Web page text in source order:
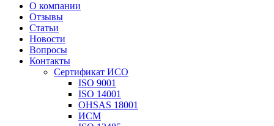
О компании
Отзывы
Статьи
Новости
Вопросы
Контакты
Сертификат ИСО
ISO 9001
ISO 14001
OHSAS 18001
ИСМ